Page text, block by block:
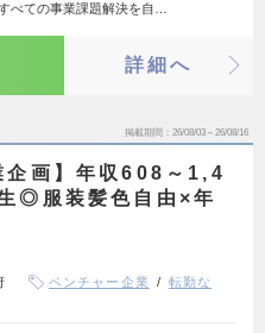
べての事業課題解決を自…
詳細へ
掲載期間 26/08/03～26/08/16
企画】年収608～1,4
◎服装髪色自由×年
ベンチャー企業
転勤な